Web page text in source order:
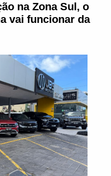
na Zona Sul, o
vai funcionar da